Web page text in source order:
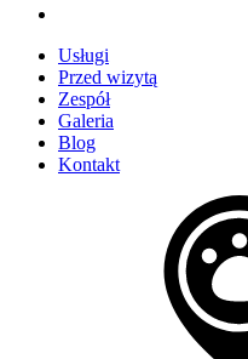
Usługi
Przed wizytą
Zespół
Galeria
Blog
Kontakt